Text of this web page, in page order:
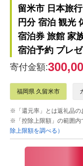
留米市 日本旅
円分 宿泊 観光
宿泊券 旅館 家
宿泊予約 プレ
寄付金額:
福岡県 久留米市
※「還元率」とは返礼品の
※「控除上限額」の範囲内
除上限額を調べる）